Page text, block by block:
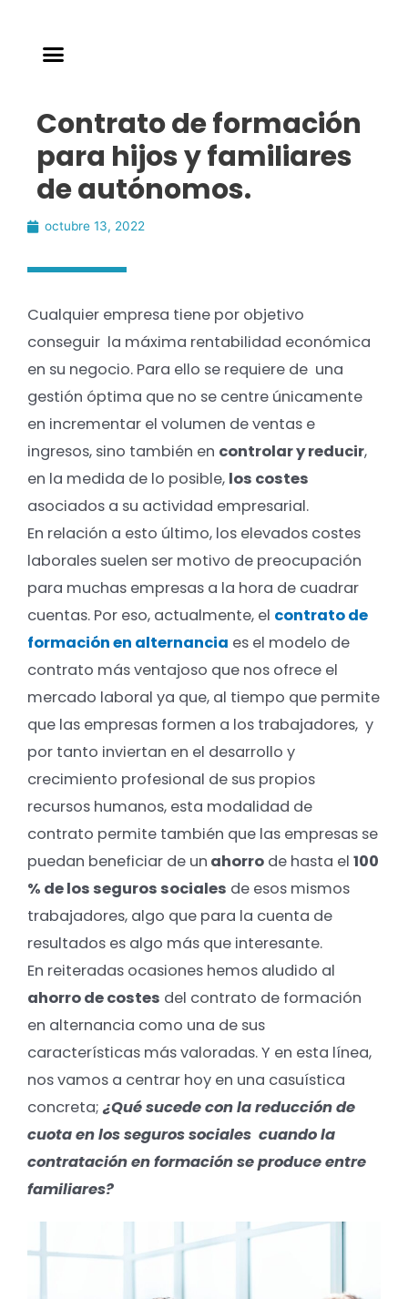
Contrato de formación
para hijos y familiares
de autónomos.
octubre 13, 2022
Cualquier empresa tiene por objetivo
conseguir la máxima rentabilidad económica
en su negocio. Para ello se requiere de una
gestión óptima que no se centre únicamente
en incrementar el volumen de ventas e
ingresos, sino también en controlar y reducir,
en la medida de lo posible, los costes
asociados a su actividad empresarial.
En relación a esto último, los elevados costes
laborales suelen ser motivo de preocupación
para muchas empresas a la hora de cuadrar
cuentas. Por eso, actualmente, el contrato de
formación en alternancia es el modelo de
contrato más ventajoso que nos ofrece el
mercado laboral ya que, al tiempo que permite
que las empresas formen a los trabajadores, y
por tanto inviertan en el desarrollo y
crecimiento profesional de sus propios
recursos humanos, esta modalidad de
contrato permite también que las empresas se
puedan beneficiar de un ahorro de hasta el 100
% de los seguros sociales de esos mismos
trabajadores, algo que para la cuenta de
resultados es algo más que interesante.
En reiteradas ocasiones hemos aludido al
ahorro de costes del contrato de formación
en alternancia como una de sus
características más valoradas. Y en esta línea,
nos vamos a centrar hoy en una casuística
concreta;¿Qué sucede con la reducción de
cuota en los seguros sociales cuando la
contratación en formación se produce entre
familiares?